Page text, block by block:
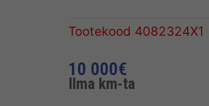
Tootekood 4082324X1
10 000€
Ilma km-ta